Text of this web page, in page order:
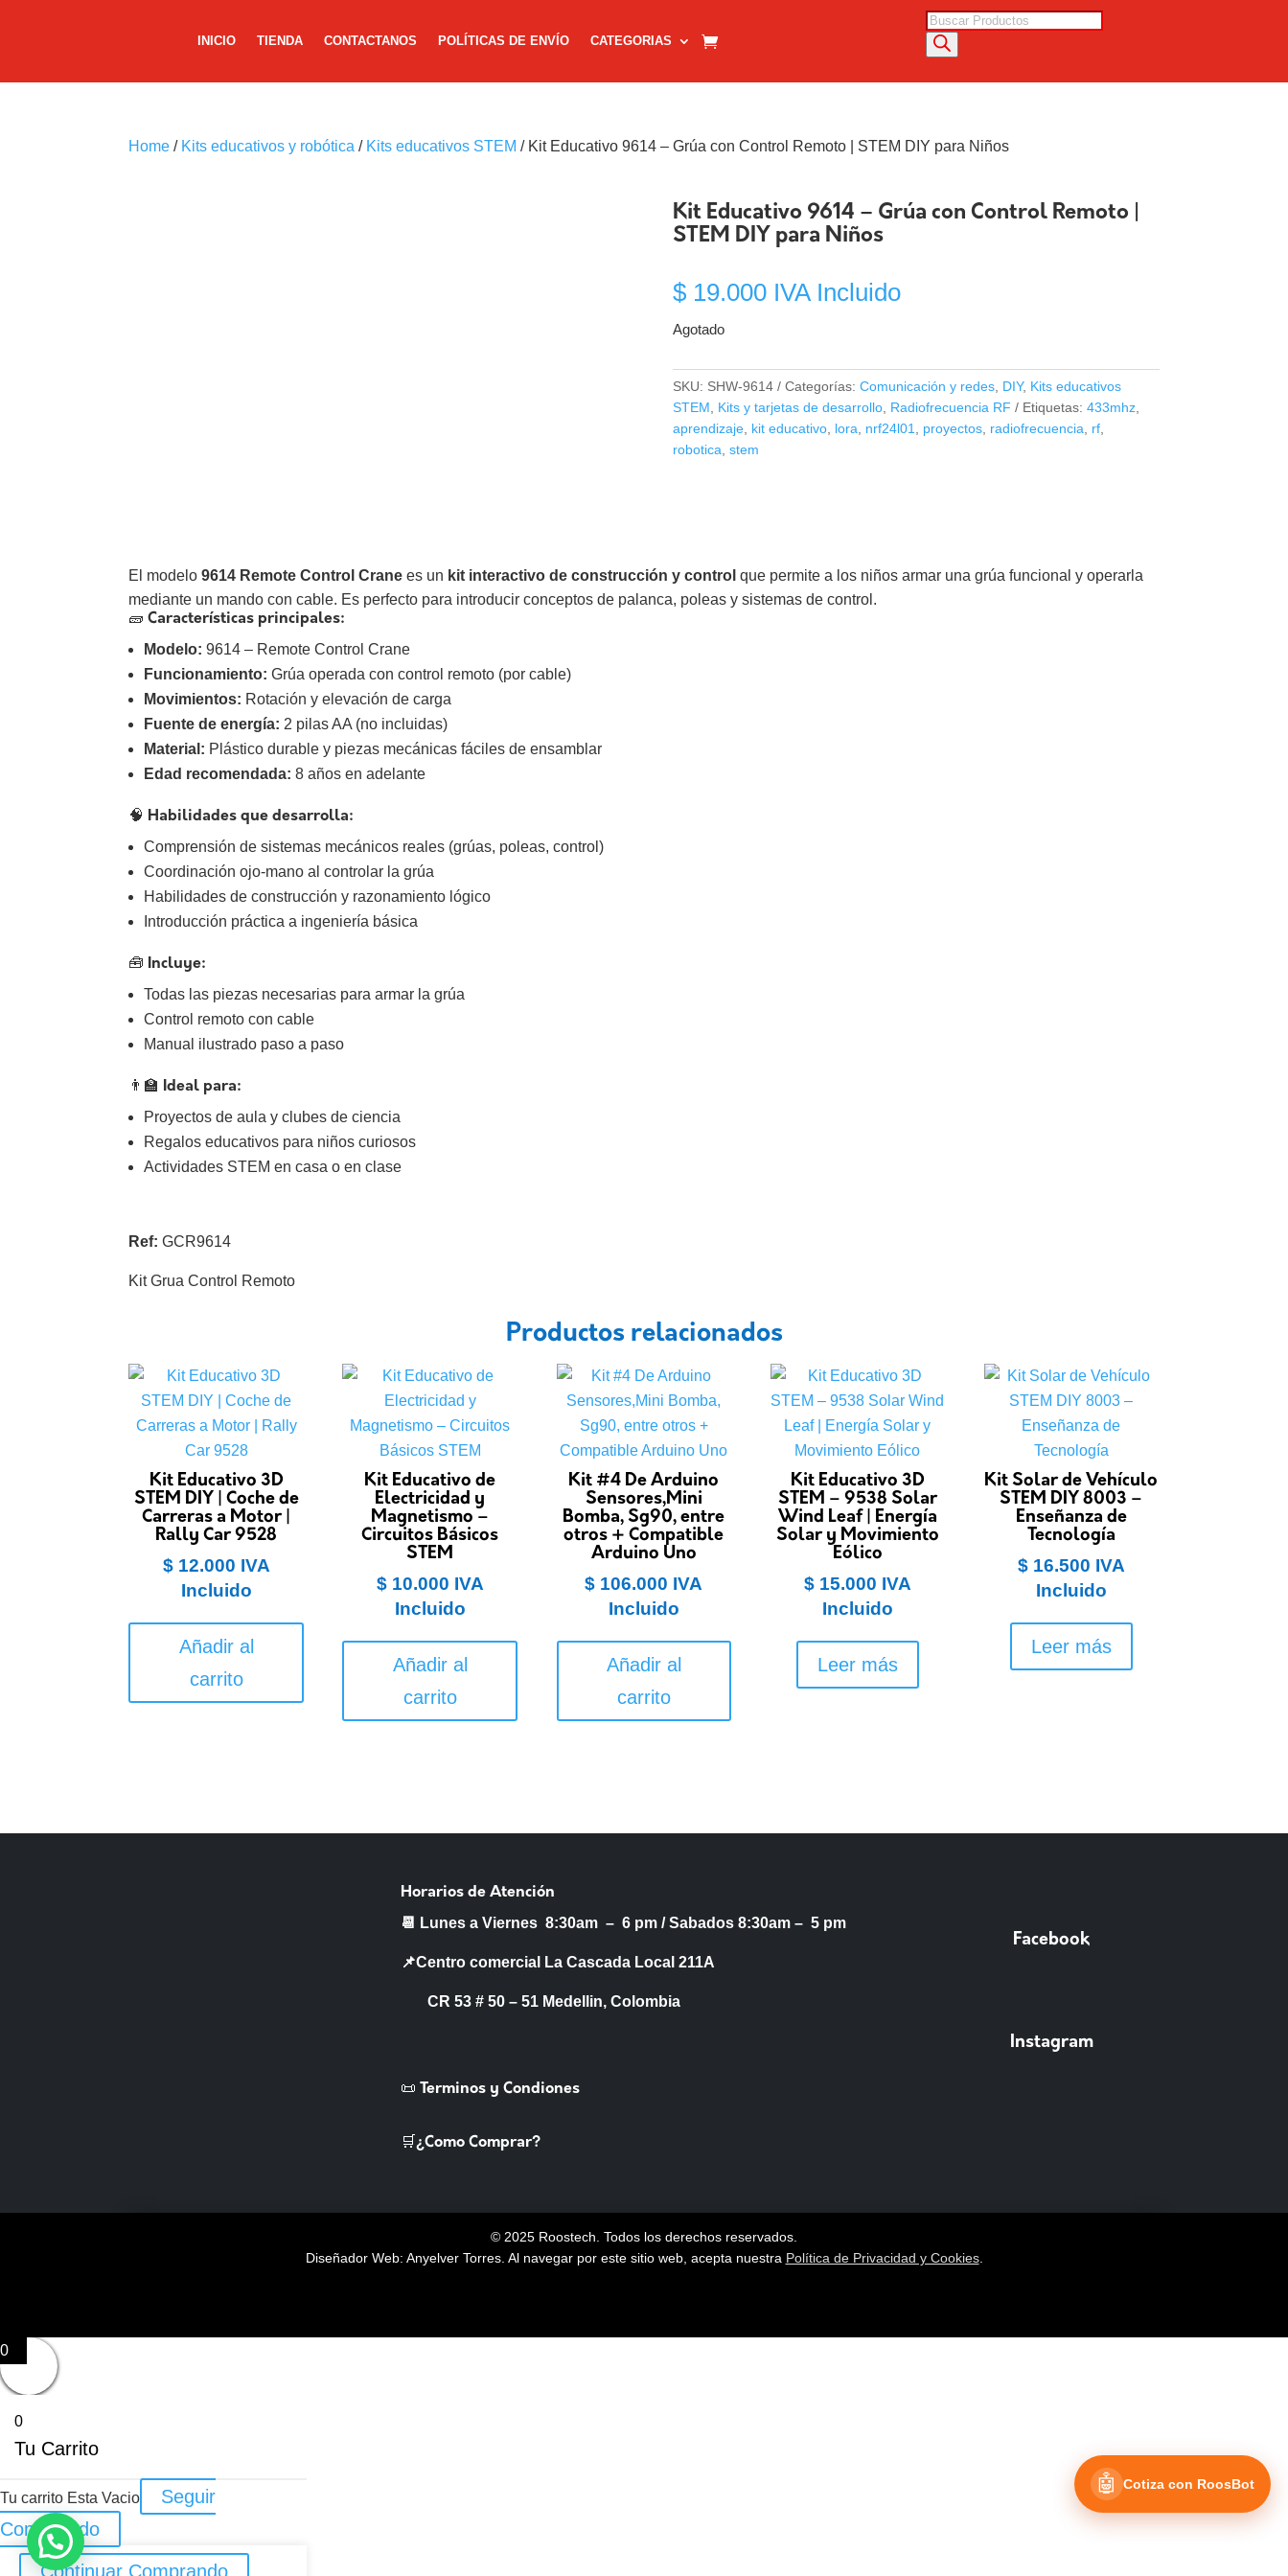
INICIO TIENDA CONTACTANOS POLÍTICAS DE ENVÍO CATEGORIAS
Búsqueda
de
Home / Kits educativos y robótica / Kits educativos STEM / Kit Educativo 9614 – Grúa con Control Remoto | STEM DIY para Niños
Kit Educativo 9614 – Grúa con Control Remoto |
STEM DIY para Niños
$19.000 IVA Incluido
Agotado
SKU: SHW-9614 Categorías: Comunicación y redes, DIY, Kits educativos
STEM
Kits y tarjetas de desarrollo, Radiofrecuencia RF Etiquetas: 433mhz,
aprendizaje, kit educativo, lora nrf24l01 proyectos, radiofrecuencia rf,
robotica stem
El modelo9614 Remote Control Crane es un kit interactivo de construcción y control que permite a los niños armar una grúa funcional y operarla
mediante un mando con cable. Es perfecto para introducir conceptos de palanca, poleas y sistemas de control.
🧱Características principales:
Modelo: 9614 – Remote Control Crane
Funcionamiento: Grúa operada con control remoto (por cable)
Movimientos: Rotación y elevación de carga
Fuente de energía: 2 pilas AA (no incluidas)
Material: Plástico durable y piezas mecánicas fáciles de ensamblar
Edad recomendada: 8 años en adelante
🧠 Habilidades que desarrolla:
Comprensión de sistemas mecánicos reales (grúas, poleas, control)
Coordinación ojo-mano al controlar la grúa
Habilidades de construcción y razonamiento lógico
Introducción práctica a ingeniería básica
🧰 Incluye:
Todas las piezas necesarias para armar la grúa
Control remoto con cable
Manual ilustrado paso a paso
👨‍🏫 Ideal para:
Proyectos de aula y clubes de ciencia
Regalos educativos para niños curiosos
Actividades STEM en casa o en clase
Ref: GCR9614
Kit Grua Control Remoto
Productos relacionados
Kit Educativo 3D
STEM DIY | Coche de
Carreras a Motor |
Rally Car 9528
$12.000 IVA
Incluido
Añadir al
carrito
Kit Educativo de
Electricidad y
Magnetismo –
Circuitos Básicos
STEM
$10.000 IVA
Incluido
Añadir al
carrito
Kit #4 De Arduino
Sensores,Mini
Bomba, Sg90, entre
otros + Compatible
Arduino Uno
$ 106.000 IVA
Incluido
Añadir al
carrito
Kit Educativo 3D
STEM – 9538 Solar
Wind Leaf | Energía
Solar y Movimiento
Eólico
$15.000 IVA
Incluido
Leer más
Kit Solar de Vehículo
STEM DIY 8003 –
Enseñanza de
Tecnología
$16.500 IVA
Incluido
Leer más
Horarios de Atención
📆 Lunes a Viernes 8:30am – 6 pm /Sabados 8:30am – 5 pm
📌Centro comercial La Cascada Local 211A
CR 53 # 50 – 51 Medellin, Colombia
📜 Terminos y Condiones
🛒¿Como Comprar?
Facebook
Instagram
© 2025 Roostech. Todos los derechos reservados.
Diseñador Web: Anyelver Torres. Al navegar por este sitio web, acepta nuestra Política de Privacidad y Cookies.
🤖 Cotiza con RoosBot
0
0
Tu Carrito
Tu carrito Esta Vacio
Seguir
Comprando
Continuar Comprando